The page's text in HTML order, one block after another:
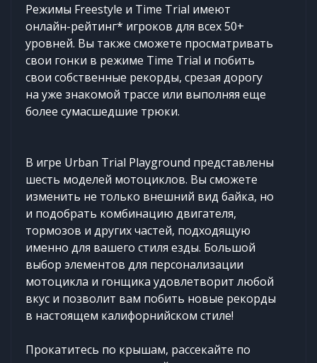
Режимы Freestyle и Time Trial имеют
онлайн-рейтинг* игроков для всех 50+
уровней. Вы также сможете просматривать
свои гонки в режиме Time Trial и побить
свои собственные рекорды, срезая дорогу
на уже знакомой трассе или выполняя еще
более сумасшедшие трюки.
В игре Urban Trial Playground представлены
шесть моделей мотоциклов. Вы сможете
изменить не только внешний вид байка, но
и подобрать комбинацию двигателя,
тормозов и других частей, подходящую
именно для вашего стиля езды. Большой
выбор элементов для персонализации
мотоцикла и гонщика удовлетворит любой
вкус и позволит вам побить новые рекорды
в настоящем калифорнийском стиле!
Прокатитесь по крышам, рассекайте по